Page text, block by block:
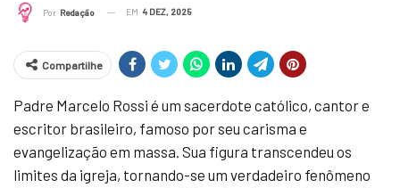
Por Redação EM 4 DEZ, 2025
Compartilhe
Padre Marcelo Rossi é um sacerdote católico, cantor e
escritor brasileiro, famoso por seu carisma e
evangelização em massa. Sua figura transcendeu os
limites da igreja, tornando-se um verdadeiro fenômeno